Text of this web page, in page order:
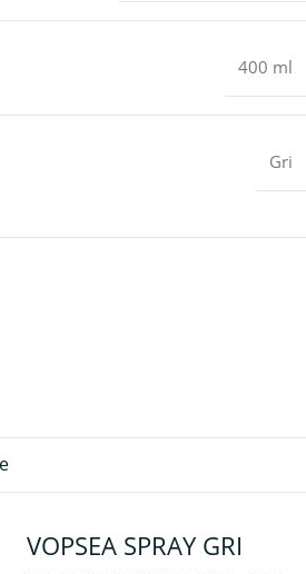
400 ml
Gri
VOPSEA SPRAY GRI